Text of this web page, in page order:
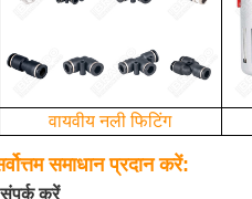
वायवीय नली फिटिंग
समाधान प्रदान करें:
करें